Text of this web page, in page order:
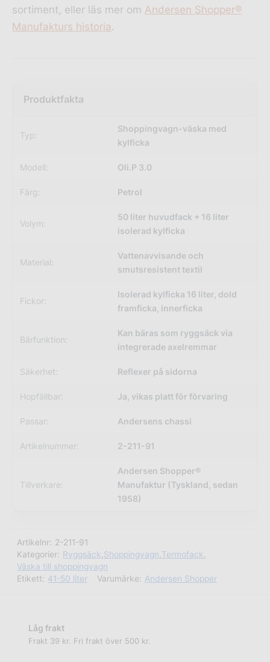
sortiment, eller läs mer om Andersen Shopper®
Manufakturs historia .
Typ:
Shoppingvagn-väska med
kylficka
Modell: Oli.P 3.0
Färg: Petrol
Volym:
50 liter huvudfack + 16 liter
isolerad kylficka
Material:
Vattenavvisande och
smutsresistent textil
Fickor:
Isolerad kylficka 16 liter, dold
framficka, innerficka
Bärfunktion:
Kan bäras som ryggsäck via
integrerade axelremmar
Säkerhet: Reflexer på sidorna
Hopfällbar: Ja, vikas platt för förvaring
Passar: Andersens chassi
Artikelnummer: 2-211-91
Tillverkare:
Andersen Shopper®
Manufaktur (Tyskland, sedan
1958)
Artikelnr: 2-211-91
Kategorier: Ryggsäck Shoppingvagn Termofack
Väska till shoppingvagn
Etikett: 41-50 liter Varumärke: Andersen Shopper
Låg frakt
Frakt 39 kr. Fri frakt över 500 kr.